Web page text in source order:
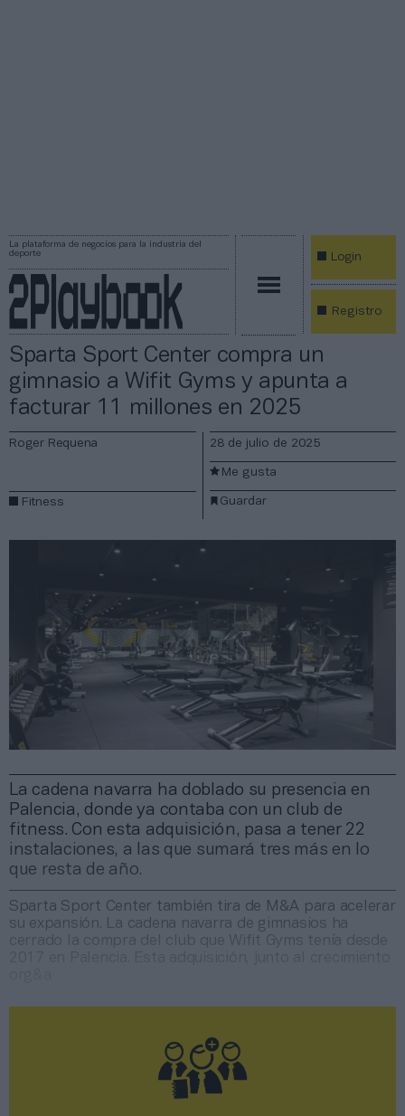
La plataforma de negocios para la industria del
deporte
Login
Registro
Sparta Sport Center compra un
gimnasio a Wifit Gyms y apunta a
facturar 11 millones en 2025
La cadena navarra ha doblado su presencia en
Palencia, donde ya contaba con un club de
fitness. Con esta adquisición, pasa a tener 22
instalaciones, a las que sumará tres más en lo
que resta de año.
Roger Requena
Fitness
28 de julio de 2025
Guardar
Me gusta
Sparta Sport Center también tira de M&A para acelerar
su expansión. La cadena navarra de gimnasios ha
cerrado la compra del club que Wifit Gyms tenía desde